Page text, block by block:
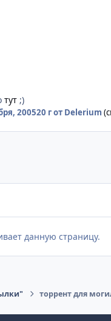
тут ;)
200520 гот Delerium
данную страницу.
торрент для